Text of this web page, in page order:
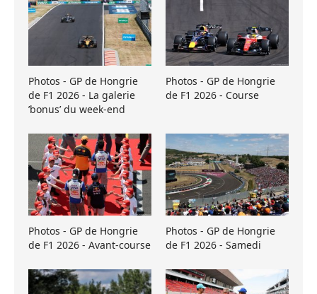
Photos - GP de Hongrie
de F1 2026 - La galerie
’bonus’ du week-end
Photos - GP de Hongrie
de F1 2026 - Course
Photos - GP de Hongrie
de F1 2026 - Avant-course
Photos - GP de Hongrie
de F1 2026 - Samedi